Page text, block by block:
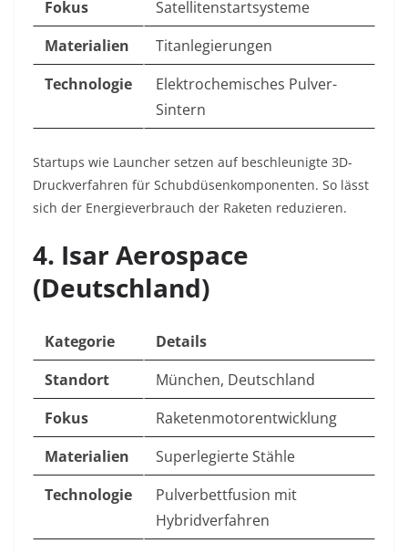
Fokus
Satellitenstartsysteme
Materialien
Titanlegierungen
Technologie
Elektrochemisches Pulver-
Sintern
Startups wie Launcher setzen auf beschleunigte 3D-
Druckverfahren für Schubdüsenkomponenten. So lässt
sich der Energieverbrauch der Raketen reduzieren.
4. Isar Aerospace
(Deutschland)
Kategorie
Details
Standort
München, Deutschland
Fokus
Raketenmotorentwicklung
Materialien
Superlegierte Stähle
Technologie
Pulverbettfusion mit
Hybridverfahren